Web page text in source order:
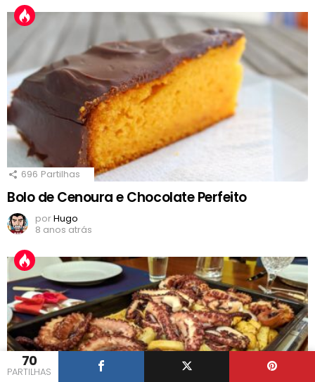
70
PARTILHAS
696 Partilhas
Bolo de Cenoura e Chocolate Perfeito
porHugo
8 anos atrás